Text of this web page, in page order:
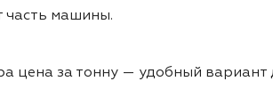
часть машины.
цена за тонну — удобный